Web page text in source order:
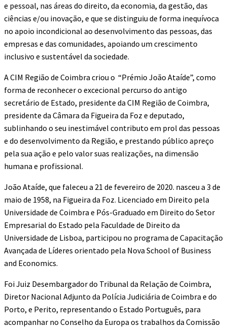
e pessoal, nas áreas do direito, da economia, da gestão, das
ciências e/ou inovação, e que se distinguiu de forma inequívoca
no apoio incondicional ao desenvolvimento das pessoas, das
empresas e das comunidades, apoiando um crescimento
inclusivo e sustentável da sociedade.
A CIM Região de Coimbra criou o “Prémio João Ataíde”, como
forma de reconhecer o excecional percurso do antigo
secretário de Estado, presidente da CIM Região de Coimbra,
presidente da Câmara da Figueira da Foz e deputado,
sublinhando o seu inestimável contributo em prol das pessoas
e do desenvolvimento da Região, e prestando público apreço
pela sua ação e pelo valor suas realizações, na dimensão
humana e profissional.
João Ataíde, que faleceu a 21 de fevereiro de 2020. nasceu a 3 de
maio de 1958, na Figueira da Foz. Licenciado em Direito pela
Universidade de Coimbra e Pós-Graduado em Direito do Setor
Empresarial do Estado pela Faculdade de Direito da
Universidade de Lisboa, participou no programa de Capacitação
Avançada de Líderes orientado pela Nova School of Business
and Economics.
Foi Juiz Desembargador do Tribunal da Relação de Coimbra,
Diretor Nacional Adjunto da Polícia Judiciária de Coimbra e do
Porto, e Perito, representando o Estado Português, para
acompanhar no Conselho da Europa os trabalhos da Comissão